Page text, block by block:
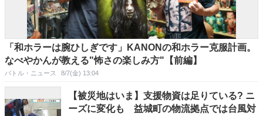
「和ホラーは腕ひしぎです」KANONの和ホラー克服計画。
なべやかんが教える"怖さの楽しみ方"【前編】
バトル・ニュース 8/7(金) 13:04
【被災地はいま】支援物資は足りている? ニ
ーズに変化も 益城町の物流拠点では台風対